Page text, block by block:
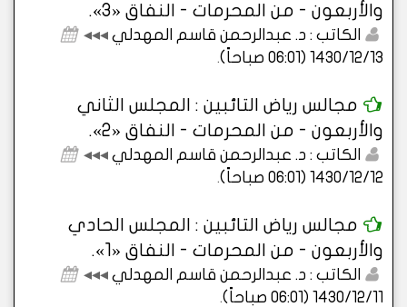
والأربعون - من المحرمات - النفاق «3».
الكاتب : د. عبدالرحمن قاسم المهدلي ◂◂◂
1430/12/13 (06:01 صباحاً)
.
مجالس رياض التائبين : المجلس الثاني
والأربعون - من المحرمات - النفاق «2».
الكاتب : د. عبدالرحمن قاسم المهدلي ◂◂◂
1430/12/12 (06:01 صباحاً)
.
مجالس رياض التائبين : المجلس الحادي
والأربعون - من المحرمات - النفاق «1».
الكاتب : د. عبدالرحمن قاسم المهدلي ◂◂◂
1430/12/11 (06:01 صباحاً)
.